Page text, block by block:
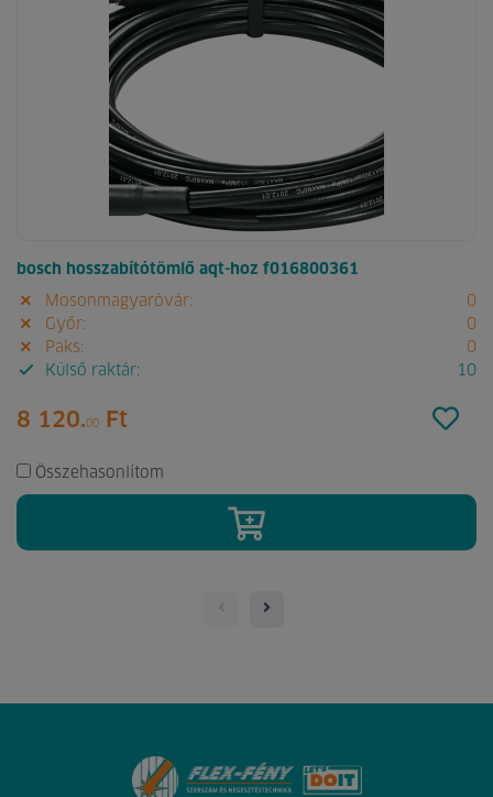
bosch hosszabítótömlő aqt-hoz f016800361
Mosonmagyaróvár:
0
Győr:
0
Paks:
0
Külső raktár:
10
8 120.00 Ft
Összehasonlítom